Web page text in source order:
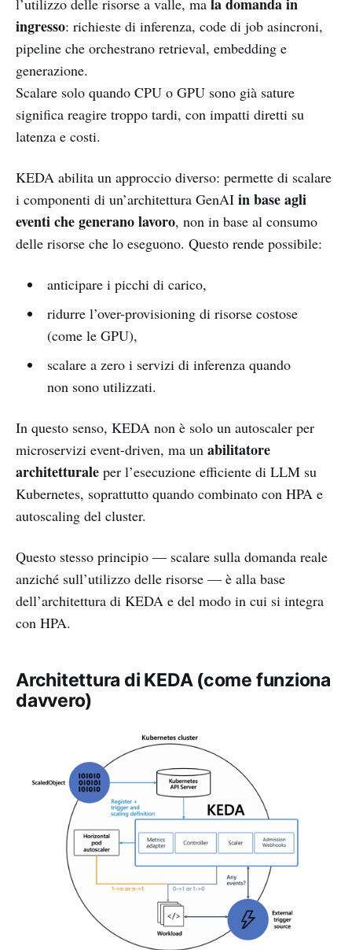
l’utilizzo delle risorse a valle, ma
ingresso: richieste di inferenza, code di job asincroni,
pipeline che orchestrano retrieval, embedding e
generazione.
Scalare solo quando CPU o GPU sono già sature
significa reagire troppo tardi, con impatti diretti su
latenza e costi.
KEDA abilita un approccio diverso: permette di scalare
i componenti di un’architettura GenAI in base agli
eventi che generano lavoro, non in base al consumo
delle risorse che lo eseguono. Questo rende possibile:
anticipare i picchi di carico,
ridurre l’over-provisioning di risorse costose
(come le GPU),
scalare a zero i servizi di inferenza quando
non sono utilizzati.
In questo senso, KEDA non è solo un autoscaler per
microservizi event-driven, ma un abilitatore
architetturale per l’esecuzione efficiente di LLM su
Kubernetes, soprattutto quando combinato con HPA e
autoscaling del cluster.
Questo stesso principio — scalare sulla domanda reale
anziché sull’utilizzo delle risorse — è alla base
dell’architettura di KEDA e del modo in cui si integra
con HPA.
Architettura di KEDA (come funziona
davvero)